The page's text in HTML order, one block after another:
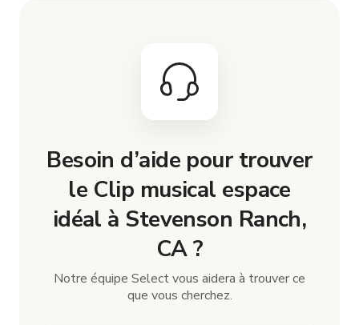
Besoin d’aide pour trouver
le Clip musical espace
idéal à Stevenson Ranch,
CA ?
Notre équipe Select vous aidera à trouver ce
que vous cherchez.